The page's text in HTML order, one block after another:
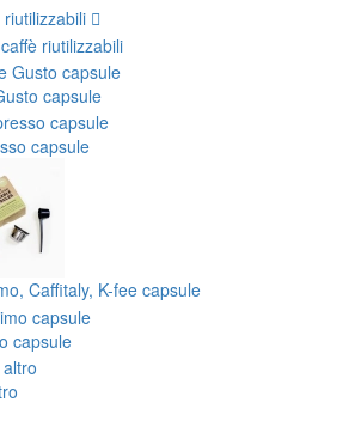
capsule
capsule
Caffitaly, K-fee capsule
capsule